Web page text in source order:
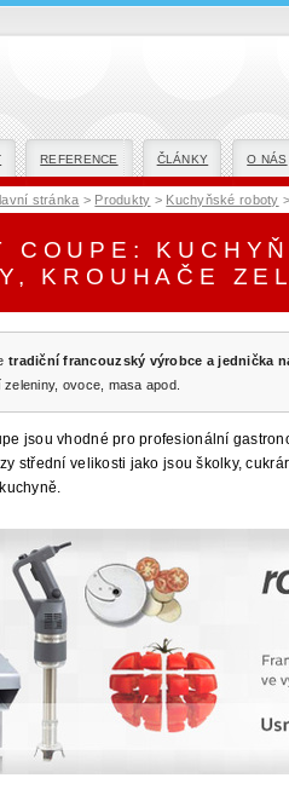
REFERENCE ČLÁNKY O NÁS
stránka > Produkty > Kuchyňské roboty
COUPE:
KROUHAČE
tradiční francouzský výrobce a jednička
ovoce, masa apod.
jsou vhodné pro profesionální
střední velikosti jako jsou školky,